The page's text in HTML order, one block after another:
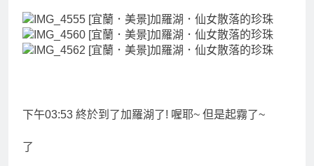
下午03:53 終於到了加羅湖了! 喔耶~ 但是起霧了~
了